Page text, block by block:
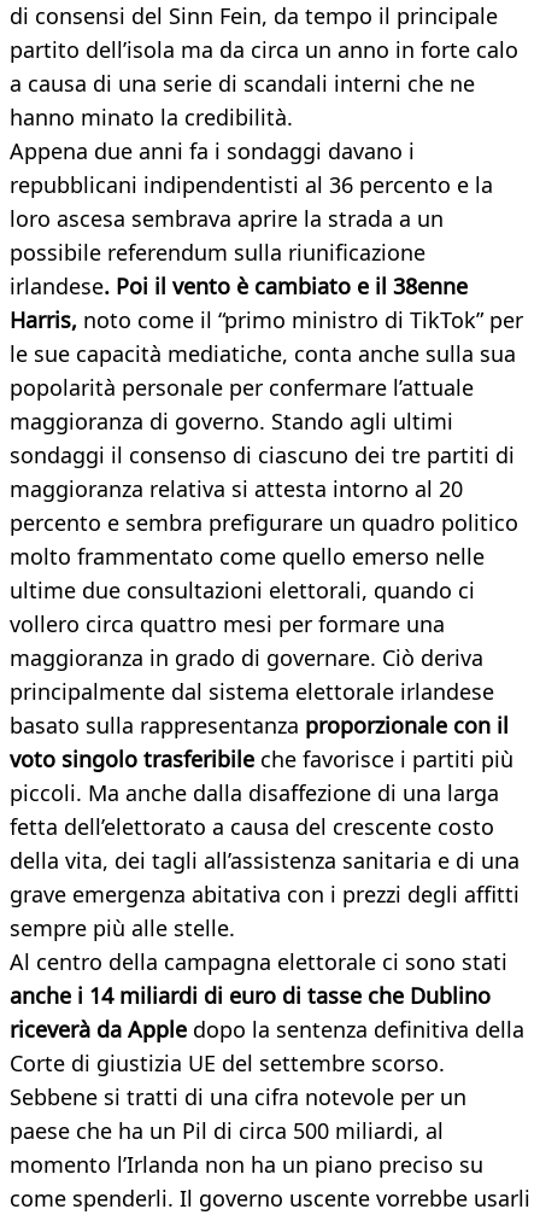
di consensi del Sinn Fein, da tempo il principale
partito dell’isola ma da circa un anno in forte calo
a causa di una serie di scandali interni che ne
hanno minato la credibilità.
Appena due anni fa i sondaggi davano i
repubblicani indipendentisti al 36 percento e la
loro ascesa sembrava aprire la strada a un
possibile referendum sulla riunificazione
irlandese. Poi il vento è cambiato e il 38enne
Harris, noto come il “primo ministro di TikTok” per
le sue capacità mediatiche, conta anche sulla sua
popolarità personale per confermare l’attuale
maggioranza di governo. Stando agli ultimi
sondaggi il consenso di ciascuno dei tre partiti di
maggioranza relativa si attesta intorno al 20
percento e sembra prefigurare un quadro politico
molto frammentato come quello emerso nelle
ultime due consultazioni elettorali, quando ci
vollero circa quattro mesi per formare una
maggioranza in grado di governare. Ciò deriva
principalmente dal sistema elettorale irlandese
basato sulla rappresentanza proporzionale con il
voto singolo trasferibile che favorisce i partiti più
piccoli. Ma anche dalla disaffezione di una larga
fetta dell’elettorato a causa del crescente costo
della vita, dei tagli all’assistenza sanitaria e di una
grave emergenza abitativa con i prezzi degli affitti
sempre più alle stelle.
Al centro della campagna elettorale ci sono stati
anche i 14 miliardi di euro di tasse che Dublino
riceverà da Apple dopo la sentenza definitiva della
Corte di giustizia UE del settembre scorso.
Sebbene si tratti di una cifra notevole per un
paese che ha un Pil di circa 500 miliardi, al
momento l’Irlanda non ha un piano preciso su
come spenderli. Il governo uscente vorrebbe usarli